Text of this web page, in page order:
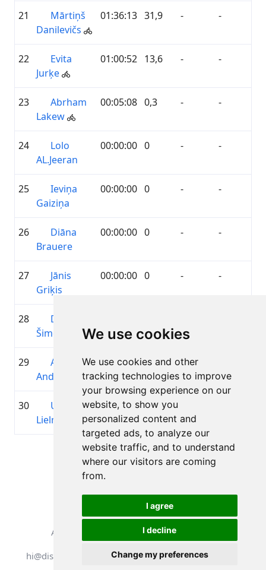
We use cookies
We use cookies and other
tracking technologies to improve
your browsing experience on our
website, to show you
personalized content and
targeted ads, to analyze our
website traffic, and to understand
where our visitors are coming
from.
I agree
I decline
Change my preferences
21
Mārtiņš
Danilevičs
01:36:13 31,9 - -
22
Evita
Jurķe
01:00:52 13,6 - -
23
Abrham
Lakew
00:05:08 0,3 - -
24
Lolo
AL.Jeeran
00:00:00 0 - -
25
Ieviņa
Gaiziņa
00:00:00 0 - -
26
Diāna
Brauere
00:00:00 0 - -
27
Jānis
Griķis
00:00:00 0 - -
28
Dairis
Šimēns
29
Abrham
Android
00:00:00 0 -
30
Uģis
Lielmanis
00:00:00 0
Pagina 1 van 1
Totaal 30 Deelnemers
Alle rechten voorbehouden. DistantRace
hi@distantrace.com
+371 25425987